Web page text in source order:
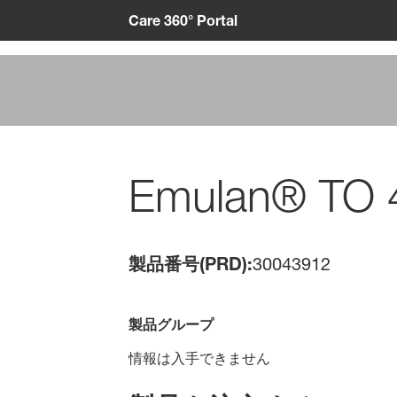
Care 360° Portal
Emulan® TO
製品番号(PRD):30043912
製品グループ
情報は入手できません